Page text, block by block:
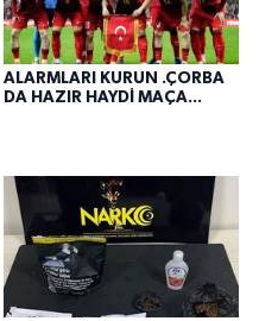
ALARMLARI KURUN .ÇORBA
DA HAZIR HAYDİ MAÇA...